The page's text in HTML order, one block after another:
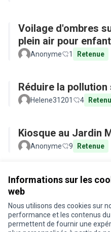
Informations sur les
web
Nous utilisons des cookies sur
performance et les contenus
permettent de fournir une
Voilage d'ombres
plein air pour
Anonyme 1 Retenue
Réduire la pollution
Helene31201 4
Kiosque au Jardin
Anonyme 9 Retenue
Conditions d'utilisation
Paramètres des cookies
Je participe ! sur X
Je participe ! sur Facebook
Je participe ! sur